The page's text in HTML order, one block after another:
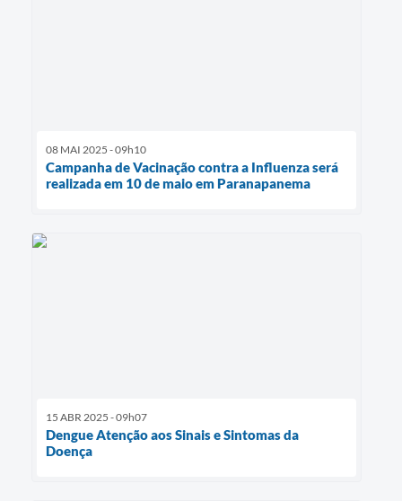
08 MAI 2025 - 09h10
Campanha de Vacinação contra a Influenza será
realizada em 10 de maio em Paranapanema
15 ABR 2025 - 09h07
Dengue Atenção aos Sinais e Sintomas da
Doença